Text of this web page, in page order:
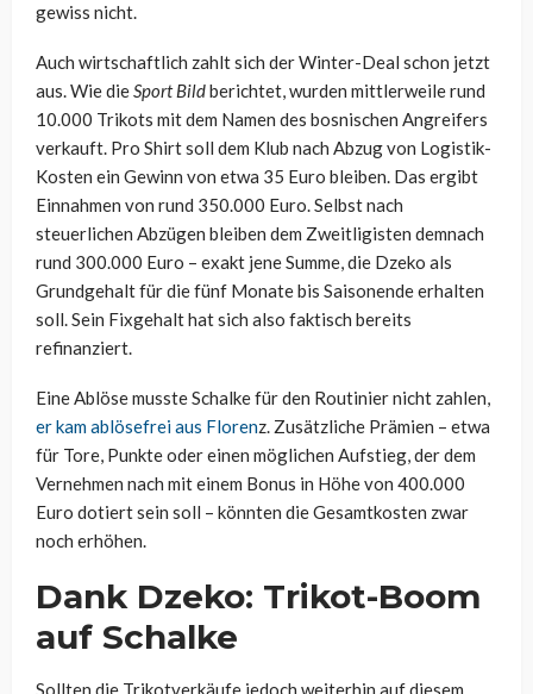
gewiss nicht.
Auch wirtschaftlich zahlt sich der Winter-Deal schon jetzt
aus. Wie dieSport Bildberichtet, wurden mittlerweile rund
10.000 Trikots mit dem Namen des bosnischen Angreifers
verkauft. Pro Shirt soll dem Klub nach Abzug von Logistik-
Kosten ein Gewinn von etwa 35 Euro bleiben. Das ergibt
Einnahmen von rund 350.000 Euro. Selbst nach
steuerlichen Abzügen bleiben dem Zweitligisten demnach
rund 300.000 Euro – exakt jene Summe, die Dzeko als
Grundgehalt für die fünf Monate bis Saisonende erhalten
soll. Sein Fixgehalt hat sich also faktisch bereits
refinanziert.
Eine Ablöse musste Schalke für den Routinier nicht zahlen,
er kam ablösefrei aus Florenz. Zusätzliche Prämien – etwa
für Tore, Punkte oder einen möglichen Aufstieg, der dem
Vernehmen nach mit einem Bonus in Höhe von 400.000
Euro dotiert sein soll – könnten die Gesamtkosten zwar
noch erhöhen.
Dank Dzeko: Trikot-Boom
auf Schalke
Sollten die Trikotverkäufe jedoch weiterhin auf diesem